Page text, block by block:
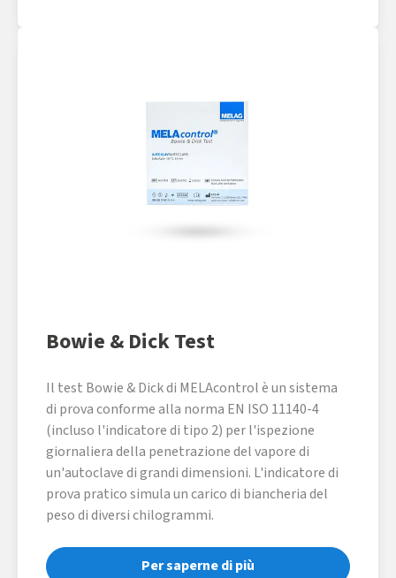
Bowie & Dick Test
Il test Bowie & Dick di MELAcontrol è un sistema
di prova conforme alla norma EN ISO 11140-4
(incluso l'indicatore di tipo 2) per l'ispezione
giornaliera della penetrazione del vapore di
un'autoclave di grandi dimensioni. L'indicatore di
prova pratico simula un carico di biancheria del
peso di diversi chilogrammi.
Per saperne di più